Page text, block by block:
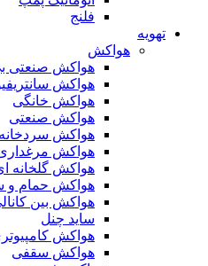
فلنج
تهویه
هواکش
هواکش صنعتی
هواکش
هواکش خانگی
هواکش صنعتی
هواکش
هواکش
هواکش گلخانه
هواکش حمام و
هواکش بین
ساید چنل
هواکش
هواکش سقفی